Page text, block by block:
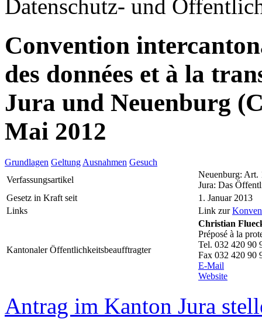
Datenschutz- und
Convention
des données et à la
Jura und Neuenburg
Mai 2012
Grundlagen Geltung Ausnahmen Gesuch
Verfassungsartikel
Neuenburg: Art.
Jura: Das
Gesetz in Kraft seit
1. Januar 2013
Links
Link zur
Kantonaler Öffentlichkeitsbeaufftragter
Christian
Préposé à la
Tel. 032 420 90
Fax 032 420 90
E-Mail
Website
Antrag im Kanton Jura